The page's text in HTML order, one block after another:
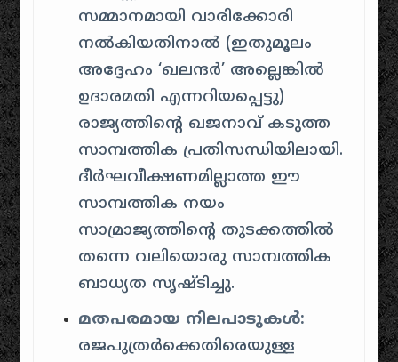
സമ്മാനമായി വാരിക്കോരി
നൽകിയതിനാൽ (ഇതുമൂലം
അദ്ദേഹം ‘ഖലന്ദർ’ അല്ലെങ്കിൽ
ഉദാരമതി എന്നറിയപ്പെട്ടു)
രാജ്യത്തിന്റെ ഖജനാവ് കടുത്ത
സാമ്പത്തിക പ്രതിസന്ധിയിലായി.
ദീർഘവീക്ഷണമില്ലാത്ത ഈ
സാമ്പത്തിക നയം
സാമ്രാജ്യത്തിന്റെ തുടക്കത്തിൽ
തന്നെ വലിയൊരു സാമ്പത്തിക
ബാധ്യത സൃഷ്ടിച്ചു.
മതപരമായ നിലപാടുകൾ:
രജപുത്രർക്കെതിരെയുള്ള